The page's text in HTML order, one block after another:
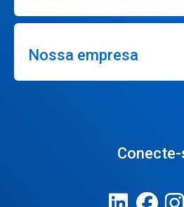
Nossa empresa